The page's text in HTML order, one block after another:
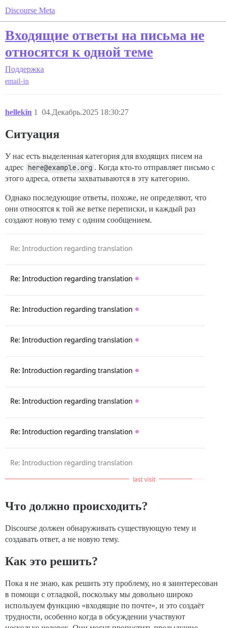
Discourse Meta
Входящие ответы на письма не
относятся к одной теме
Поддержка
email-in
hellekin 04.Декабрь.2025 18:30:27
1
Ситуация
У нас есть выделенная категория для входящих писем на
адрес here@example.org . Когда кто-то отправляет письмо с
этого адреса, ответы захватываются в эту категорию.
Однако последующие ответы, похоже, не определяют, что
они относятся к той же ветке переписки, и каждый раз
создают новую тему с одним сообщением.
Что должно происходить?
Discourse должен обнаруживать существующую тему и
создавать ответ, а не новую тему.
Как это решить?
Пока я не знаю, как решить эту проблему, но я заинтересован
в помощи с отладкой, поскольку мы довольно широко
используем функцию «входящие по почте», и это создаёт
трудности, особенно когда в обсуждении участвуют